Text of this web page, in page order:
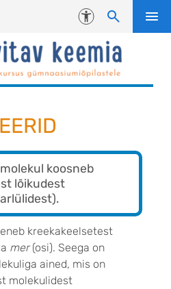
Juurdepääsetavus
koosneb
lõikudest
kreekakeelsetest
mer(osi). Seega on
ained, mis on
molekulidest